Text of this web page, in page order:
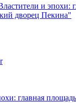
главная